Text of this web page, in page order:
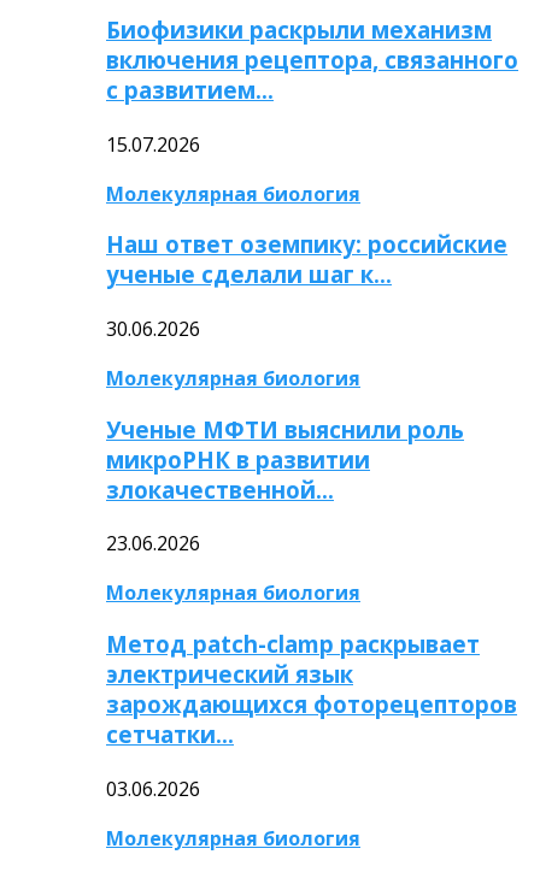
Биофизики раскрыли механизм
включения рецептора, связанного
с развитием…
15.07.2026
Молекулярная биология
Наш ответ оземпику: российские
ученые сделали шаг к…
30.06.2026
Молекулярная биология
Ученые МФТИ выяснили роль
микроРНК в развитии
злокачественной…
23.06.2026
Молекулярная биология
Метод patch-clamp раскрывает
электрический язык
зарождающихся фоторецепторов
сетчатки…
03.06.2026
Молекулярная биология